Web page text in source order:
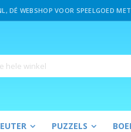
DÉ WEBSHOP VOOR SPEELGOED
PUZZELS